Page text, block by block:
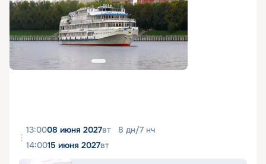
13:0008 июня 2027вт 8 дн/7 нч
14:0015 июня 2027вт